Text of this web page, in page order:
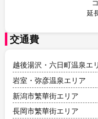
延
交通費
越後湯沢・六日町温泉エ
岩室・弥彦温泉エリア
新潟市繁華街エリア
長岡市繁華街エリア